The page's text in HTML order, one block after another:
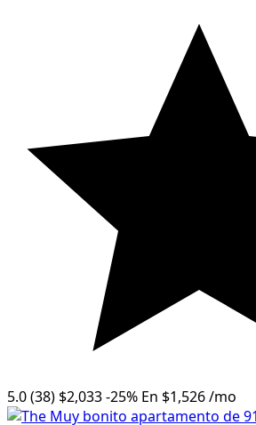
5.0(38) $2,033-25% En $1,526/mo